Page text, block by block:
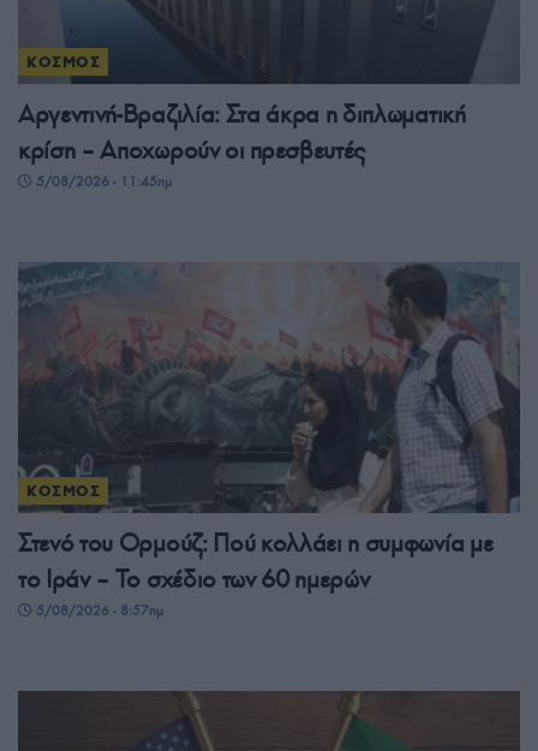
ΚΟΣΜΟΣ
Αργεντινή-Βραζιλία: Στα άκρα η διπλωματική
κρίση – Αποχωρούν οι πρεσβευτές
5/08/2026 - 11:45πμ
ΚΟΣΜΟΣ
Στενό του Ορμούζ: Πού κολλάει η συμφωνία με
το Ιράν – Το σχέδιο των 60 ημερών
5/08/2026 - 8:57πμ